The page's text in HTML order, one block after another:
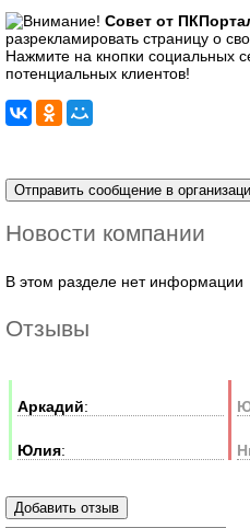
Совет от
разрекламировать страницу о
Нажмите на кнопки социальных
потенциальных клиентов!
Новости компании
В этом разделе нет информации
Отзывы
Аркадий:
Юлия: